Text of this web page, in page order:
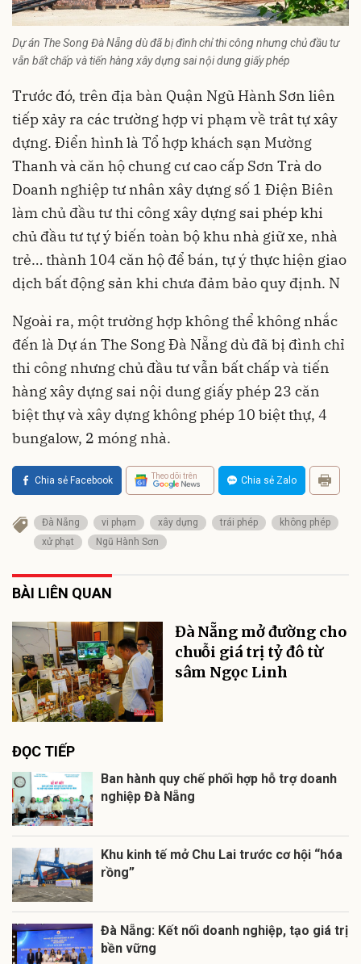
Dự án The Song Đà Nẵng dù đã bị đình chỉ thi công nhưng chủ đầu tư
vẫn bất chấp và tiến hàng xây dựng sai nội dung giấy phép
Trước đó, trên địa bàn Quận Ngũ Hành Sơn liên
tiếp xảy ra các trường hợp vi phạm về trât tự xây
dựng. Điển hình là Tổ hợp khách sạn Mường
Thanh và căn hộ chung cư cao cấp Sơn Trà do
Doanh nghiệp tư nhân xây dựng số 1 Điện Biên
làm chủ đầu tư thi công xây dựng sai phép khi
chủ đầu tư tự ý biến toàn bộ khu nhà giữ xe, nhà
trẻ… thành 104 căn hộ để bán, tự ý thực hiện giao
dịch bất động sản khi chưa đảm bảo quy định. N
Ngoài ra, một trường hợp không thể không nhắc
đến là Dự án The Song Đà Nẵng dù đã bị đình chỉ
thi công nhưng chủ đầu tư vẫn bất chấp và tiến
hàng xây dựng sai nội dung giấy phép 23 căn
biệt thự và xây dựng không phép 10 biệt thự, 4
bungalow, 2 móng nhà.
Chia sẻ Facebook Theo dõi trên Chia sẻ Zalo
Đà Nẵng vi phạm xây dựng trái phép
không phép
xử phạt
Ngũ Hành Sơn
BÀI LIÊN QUAN
Đà Nẵng mở đường cho
chuỗi giá trị tỷ đô từ
sâm Ngọc Linh
ĐỌC TIẾP
Ban hành quy chế phối hợp hỗ trợ doanh
nghiệp Đà Nẵng
Khu kinh tế mở Chu Lai trước cơ hội “hóa
rồng”
Đà Nẵng: Kết nối doanh nghiệp, tạo giá trị
bền vững